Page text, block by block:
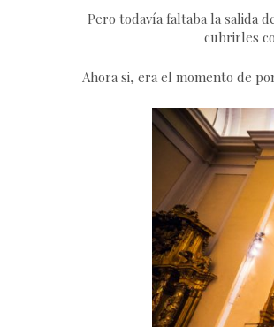
Pero todavía faltaba la salida
cubrirles
Ahora si, era el momento de